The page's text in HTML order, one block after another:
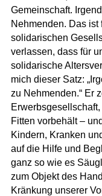
Gemeinschaft.
Nehmenden. Das
solidarischen
verlassen, dass für
solidarische
mich dieser Satz:
zu Nehmenden.“ Er
Fitten vorbehält –
Kindern, Kranken
auf die Hilfe und
ganz so wie es
zum Objekt des
Kränkung unserer